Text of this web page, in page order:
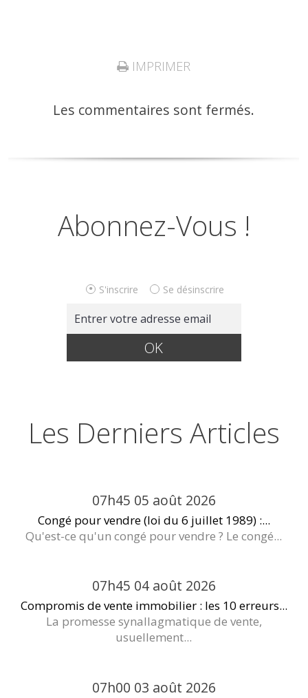
IMPRIMER
Les commentaires sont fermés.
Abonnez-Vous !
S'inscrire Se désinscrire
Les Derniers Articles
07h45 05 août 2026
Congé pour vendre (loi du 6 juillet 1989) :...
Qu'est-ce qu'un congé pour vendre ? Le congé...
07h45 04 août 2026
Compromis de vente immobilier : les 10 erreurs...
La promesse synallagmatique de vente,
usuellement...
07h00 03 août 2026